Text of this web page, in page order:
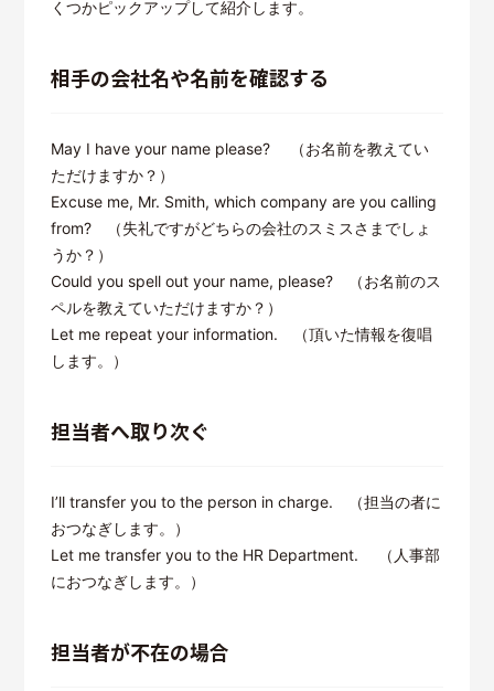
くつかピックアップして紹介します。
相手の会社名や名前を確認する
May I have your name please? （お名前を教えてい
ただけますか？）
Excuse me, Mr. Smith, which company are you calling
from? （失礼ですがどちらの会社のスミスさまでしょ
うか？）
Could you spell out your name, please? （お名前のス
ペルを教えていただけますか？）
Let me repeat your information. （頂いた情報を復唱
します。）
担当者へ取り次ぐ
I’ll transfer you to the person in charge. （担当の者に
おつなぎします。）
Let me transfer you to the HR Department. （人事部
におつなぎします。）
担当者が不在の場合